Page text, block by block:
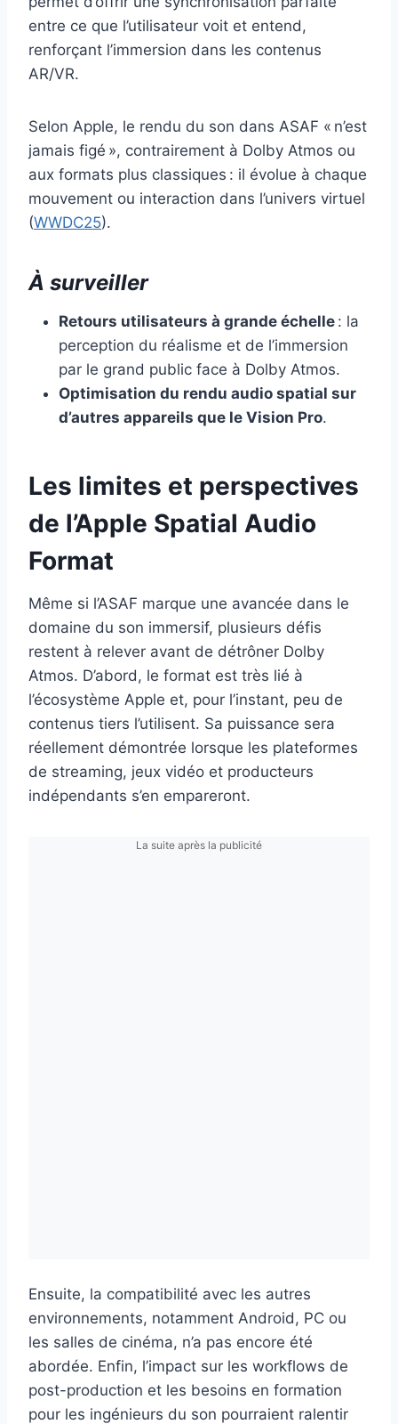
entre ce que l’utilisateur voit et entend,
renforçant l’immersion dans les contenus
AR/VR.
Selon Apple, le rendu du son dans ASAF « n’est
jamais figé », contrairement à Dolby Atmos ou
aux formats plus classiques : il évolue à chaque
mouvement ou interaction dans l’univers virtuel
(WWDC25).
À surveiller
Retours utilisateurs à grande échelle : la
perception du réalisme et de l’immersion
par le grand public face à Dolby Atmos.
Optimisation du rendu audio spatial sur
d’autres appareils que le Vision Pro.
Les limites et perspectives
de l’Apple Spatial Audio
Format
Même si l’ASAF marque une avancée dans le
domaine du son immersif, plusieurs défis
restent à relever avant de détrôner Dolby
Atmos. D’abord, le format est très lié à
l’écosystème Apple et, pour l’instant, peu de
contenus tiers l’utilisent. Sa puissance sera
réellement démontrée lorsque les plateformes
de streaming, jeux vidéo et producteurs
indépendants s’en empareront.
La suite après la publicité
Ensuite, la compatibilité avec les autres
environnements, notamment Android, PC ou
les salles de cinéma, n’a pas encore été
abordée. Enfin, l’impact sur les workflows de
post-production et les besoins en formation
pour les ingénieurs du son pourraient ralentir